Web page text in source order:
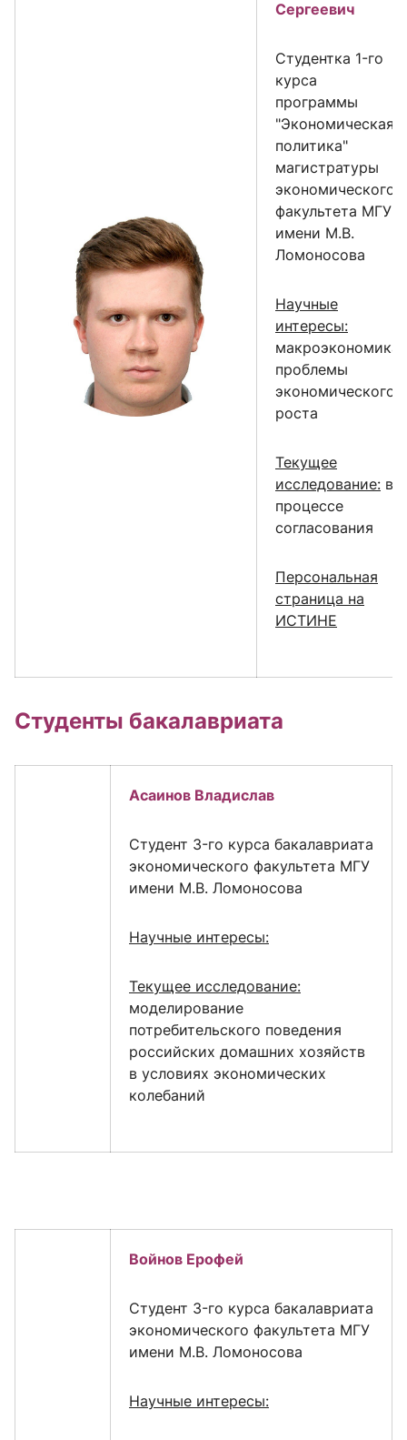
Сергеевич
Cтудентка 1-го
курса
программы
"Экономическая
политика"
магистратуры
экономического
факультета МГУ
имени М.В.
Ломоносова
Научные
интересы:
макроэкономика,
проблемы
экономического
роста
Текущее
исследование: в
процессе
согласования
Персональная
страница на
ИСТИНЕ
Студенты бакалавриата
Асаинов Владислав
Cтудент 3-го курса бакалавриата
экономического факультета МГУ
имени М.В. Ломоносова
Научные интересы:
Текущее исследование:
моделирование
потребительского поведения
российских домашних хозяйств
в условиях экономических
колебаний
Войнов Ерофей
Cтудент 3-го курса бакалавриата
экономического факультета МГУ
имени М.В. Ломоносова
Научные интересы: